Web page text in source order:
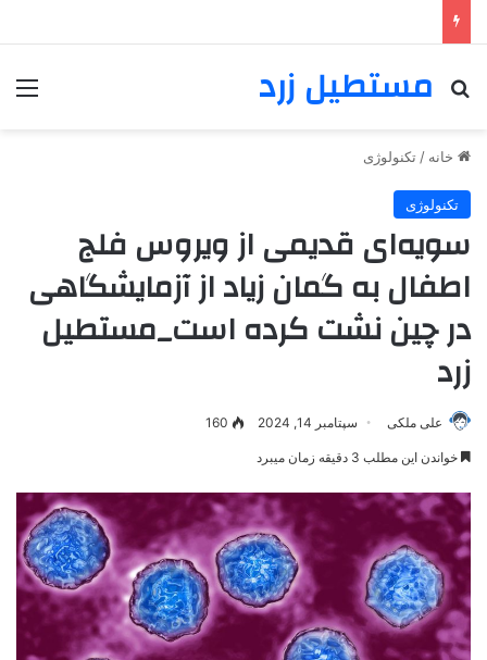
مستطیل زرد
خانه / تکنولوژی
تکنولوژی
سویه‌ای قدیمی از ویروس فلج
اطفال به گمان زیاد از آزمایشگاهی
در چین نشت کرده است_مستطیل
زرد
علی ملکی سپتامبر 14, 2024 160
خواندن این مطلب 3 دقیقه زمان میبرد